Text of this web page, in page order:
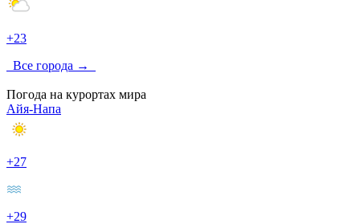
+23
Все города →
Погода на курортах мира
Айя-Напа
+27
+29